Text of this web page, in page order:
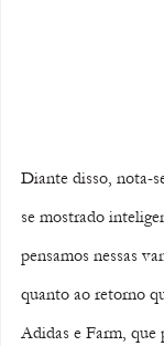
Diante disso, nota-
se mostrado
pensamos nessas
quanto ao retorno
Adidas e Farm, que